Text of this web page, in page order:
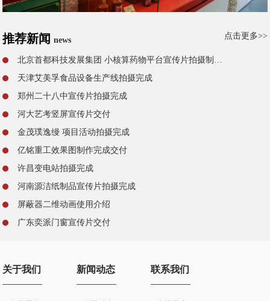
推荐新闻news 点击更多>>
北京首都科技发展集团 小核算药物平台宣传片拍摄制作完成
天津艾美孚食品设备生产线拍摄完成
郑州二十八中宣传片拍摄完成
河大艺考竖屏宣传片交付
金茂璞逸缦 项目活动拍摄完成
亿铭重工效果图制作完成交付
许昌变电站拍摄完成
河南源洁纸制品宣传片拍摄完成
屏蔽器二维动画使用介绍
广东奕派门窗宣传片交付
关于我们 新闻动态 联系我们